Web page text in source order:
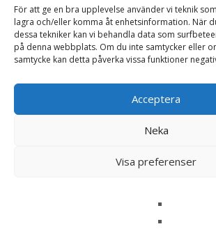
För att ge en bra upplevelse använder vi teknik
lagra och/eller komma åt enhetsinformation. När
dessa tekniker kan vi behandla data som
på denna webbplats. Om du inte samtycker eller
samtycke kan detta påverka vissa funktioner
Acceptera
Neka
Visa preferenser
Bli först med att recensera
‘Chilli Shake’ – Fröer”
Din e-postadress kommer inte publiceras.
är märkta*